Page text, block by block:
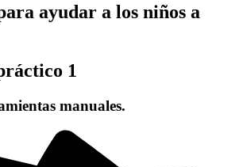
ayudar a los niños a
1
manuales.